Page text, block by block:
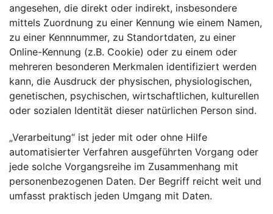
angesehen, die direkt oder indirekt, insbesondere
mittels Zuordnung zu einer Kennung wie einem Namen,
zu einer Kennnummer, zu Standortdaten, zu einer
Online-Kennung (z.B. Cookie) oder zu einem oder
mehreren besonderen Merkmalen identifiziert werden
kann, die Ausdruck der physischen, physiologischen,
genetischen, psychischen, wirtschaftlichen, kulturellen
oder sozialen Identität dieser natürlichen Person sind.
„Verarbeitung“ ist jeder mit oder ohne Hilfe
automatisierter Verfahren ausgeführten Vorgang oder
jede solche Vorgangsreihe im Zusammenhang mit
personenbezogenen Daten. Der Begriff reicht weit und
umfasst praktisch jeden Umgang mit Daten.